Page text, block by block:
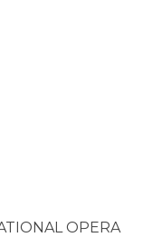
OPERA